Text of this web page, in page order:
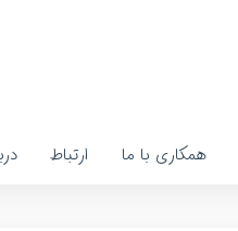
همکاری با ما ارتباط